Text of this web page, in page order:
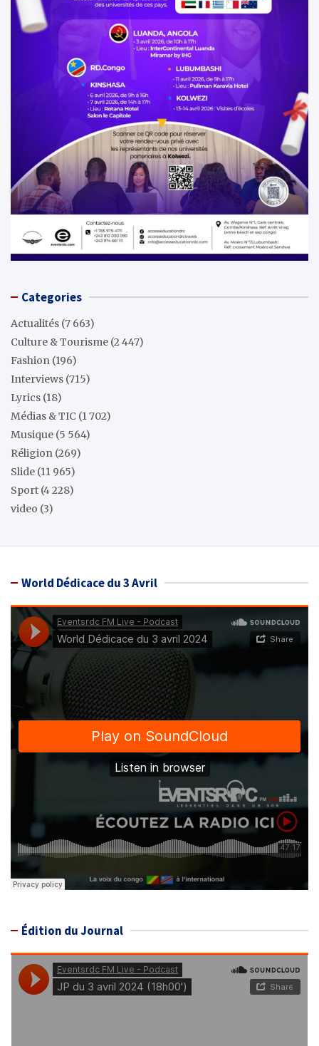
Categories
Actualités (7 663)
Culture & Tourisme (2 447)
Fashion (196)
Interviews (715)
Lyrics (18)
Médias & TIC (1 702)
Musique (5 564)
Réligion (269)
Slide (11 965)
Sport (4 228)
video (3)
World Dédicace du 3 Avril
Édition du Journal